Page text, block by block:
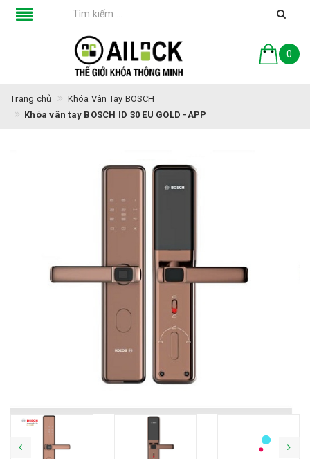
0
Trang chủ
Khóa Vân Tay BOSCH
Khóa vân tay BOSCH ID 30 EU GOLD -APP